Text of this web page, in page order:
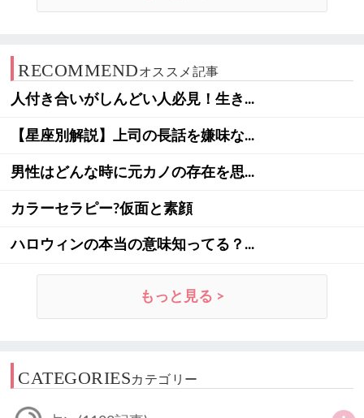
RECOMMENDオススメ記事
人付き合いがしんどい人必見！生き...
【星座別解説】上司の長話を嫌味な...
男性はどんな時に元カノの存在を思...
カラーセラピー?仮面と素顔
ハロウィンの本当の意味知ってる？...
もっと見る >
CATEGORIESカテゴリー